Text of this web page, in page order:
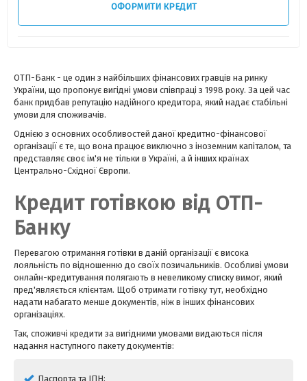
ОФОРМИТИ КРЕДИТ
ОТП-Банк - це один з найбільших фінансових гравців на ринку
України, що пропонує вигідні умови співпраці з 1998 року. За цей час
банк придбав репутацію надійного кредитора, який надає стабільні
умови для споживачів.
Однією з основних особливостей даної кредитно-фінансової
організації є те, що вона працює виключно з іноземним капіталом, та
представляє своє ім'я не тільки в Україні, а й інших країнах
Центрально-Східної Європи.
Кредит готівкою від ОТП-
Банку
Перевагою отримання готівки в даній організації є висока
лояльність по відношенню до своїх позичальників. Особливі умови
онлайн-кредитування полягають в невеликому списку вимог, який
пред'являється клієнтам. Щоб отримати готівку тут, необхідно
надати набагато менше документів, ніж в інших фінансових
організаціях.
Так, споживчі кредити за вигідними умовами видаються після
надання наступного пакету документів:
Паспорта та ІПН;